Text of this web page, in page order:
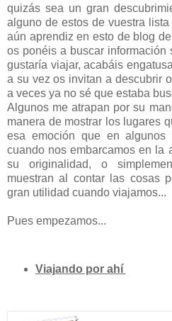
quizás sea un gran
alguno de estos de vuestra
aún aprendiz en esto de blog
os ponéis a buscar
gustaría viajar, acabáis
a su vez os invitan a descubrir
a veces ya no sé que estaba
Algunos me atrapan por su
manera de mostrar los lugares
esa emoción que en algunos
cuando nos embarcamos en la
su originalidad, o
muestran al contar las cosas
gran utilidad cuando viajamos...
Pues empezamos...
Viajando por ahí